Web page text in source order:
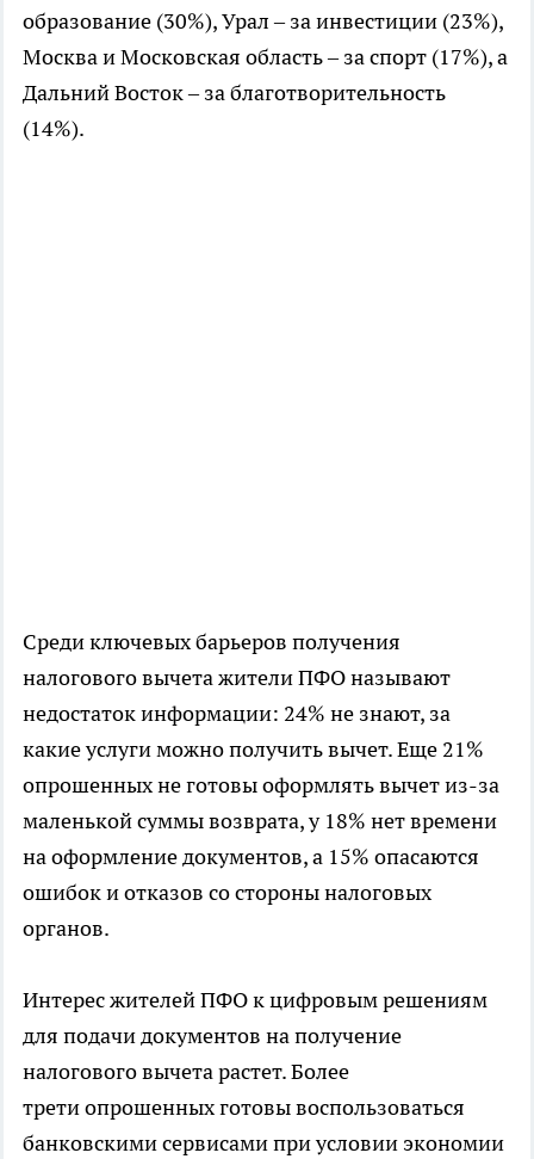
образование (30%), Урал – за инвестиции (23%),
Москва и Московская область – за спорт (17%), а
Дальний Восток – за благотворительность
(14%).
Среди ключевых барьеров получения
налогового вычета жители ПФО называют
недостаток информации: 24% не знают, за
какие услуги можно получить вычет. Еще 21%
опрошенных не готовы оформлять вычет из-за
маленькой суммы возврата, у 18% нет времени
на оформление документов, а 15% опасаются
ошибок и отказов со стороны налоговых
органов.
Интерес жителей ПФО к цифровым решениям
для подачи документов на получение
налогового вычета растет. Более
трети опрошенных готовы воспользоваться
банковскими сервисами при условии экономии